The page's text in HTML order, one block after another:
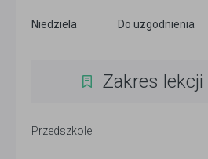
Niedziela Do uzgodnienia
Zakres lekcji
Przedszkole